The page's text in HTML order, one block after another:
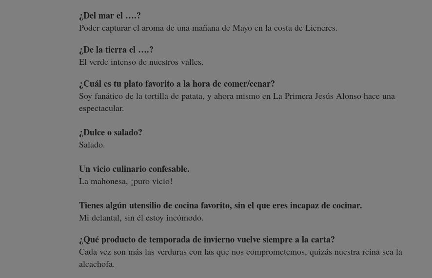
¿Del mar el ….?
Poder capturar el aroma de una mañana de Mayo en la costa de Liencres.
¿De la tierra el ….?
El verde intenso de nuestros valles.
¿Cuál es tu plato favorito a la hora de comer/cenar?
Soy fanático de la tortilla de patata, y ahora mismo en La Primera Jesús Alonso hace una
espectacular.
¿Dulce o salado?
Salado.
Un vicio culinario confesable.
La mahonesa, ¡puro vicio!
Tienes algún utensilio de cocina favorito, sin el que eres incapaz de cocinar.
Mi delantal, sin él estoy incómodo.
¿Qué producto de temporada de invierno vuelve siempre a la carta?
Cada vez son más las verduras con las que nos comprometemos, quizás nuestra reina sea la
alcachofa.